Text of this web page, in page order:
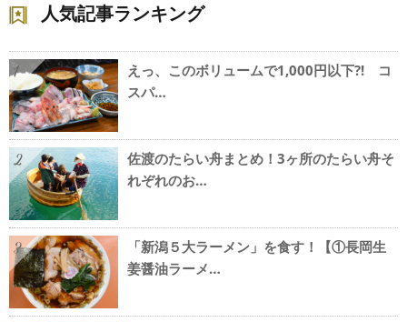
人気記事ランキング
1
えっ、このボリュームで1,000円以下?! コ
スパ…
2
佐渡のたらい舟まとめ！3ヶ所のたらい舟そ
れぞれのお…
3
「新潟５大ラーメン」を食す！【①長岡生
姜醤油ラーメ…